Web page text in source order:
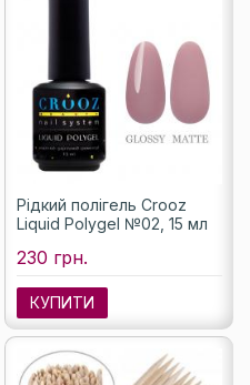
Рідкий полігель Crooz
Liquid Polygel №02, 15 мл
230 грн.
КУПИТИ